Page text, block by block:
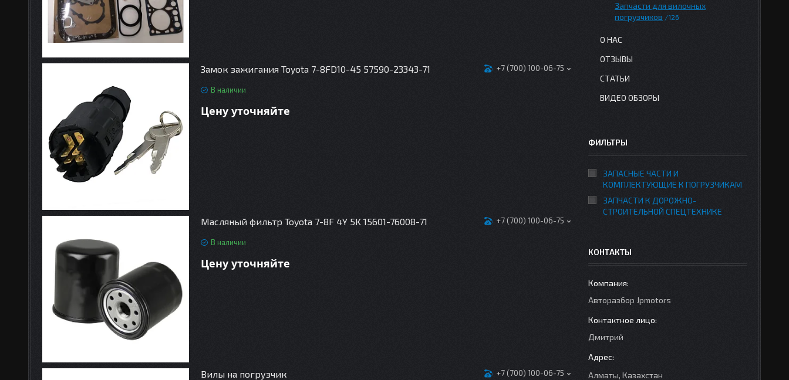
Замок зажигания Toyota 7-8FD10-45 57590-23343-71
В наличии
Цену уточняйте
+7 (700) 100-06-75
Масляный фильтр Toyota 7-8F 4Y 5K 15601-76008-71
В наличии
Цену уточняйте
+7 (700) 100-06-75
Вилы на погрузчик +7 (700) 100-06-75
Запчасти для вилочных
погрузчиков
126
О НАС
ОТЗЫВЫ
СТАТЬИ
ВИДЕО ОБЗОРЫ
ФИЛЬТРЫ
ЗАПАСНЫЕ ЧАСТИ И
КОМПЛЕКТУЮЩИЕ К ПОГРУЗЧИКАМ
ЗАПЧАСТИ К ДОРОЖНО-
СТРОИТЕЛЬНОЙ СПЕЦТЕХНИКЕ
КОНТАКТЫ
Авторазбор Jpmotors
Дмитрий
Алматы, Казахстан